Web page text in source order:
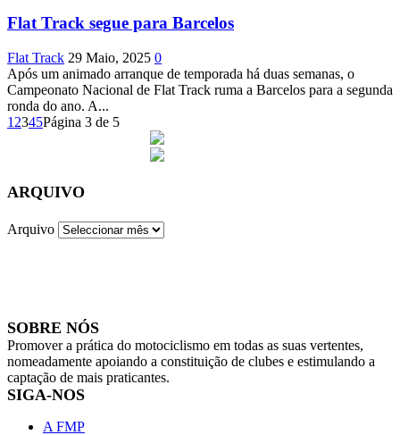
Flat Track segue para Barcelos
Flat Track 29 Maio, 2025 0
Após um animado arranque de temporada há duas semanas, o
Campeonato Nacional de Flat Track ruma a Barcelos para a segunda
ronda do ano. A...
1 2345Página 3 de 5
ARQUIVO
Arquivo
SOBRE NÓS
Promover a prática do motociclismo em todas as suas vertentes,
nomeadamente apoiando a constituição de clubes e estimulando a
captação de mais praticantes.
SIGA-NOS
A FMP